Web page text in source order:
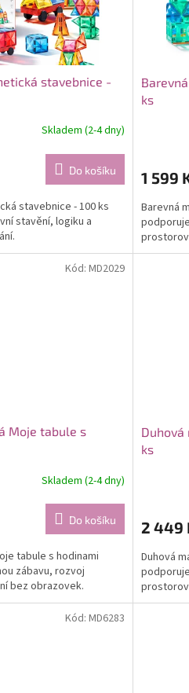
stavebnice -
Skladem (2-4 dny)
Do košíku
stavebnice - 100 ks
stavění, logiku a
ks
1 599
Barevná
Moje tabule s
Skladem (2-4 dny)
Do košíku
tabule s hodinami
zábavu, rozvoj
bez obrazovek.
Kód: MD2029
Duhová
ks
2 449
Duhová
Kód: MD6283